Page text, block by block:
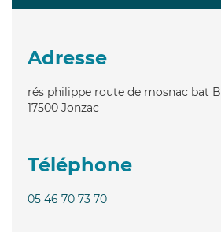
Adresse
rés philippe route de mosnac bat B
17500 Jonzac
Téléphone
05 46 70 73 70